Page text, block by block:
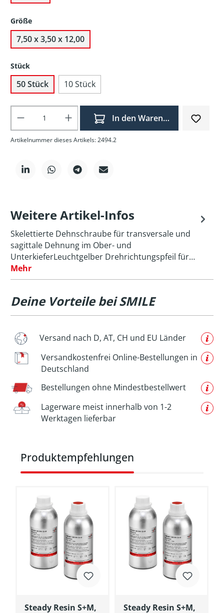
Größe
7,50 x 3,50 x 12,00
Stück
50 Stück 10 Stück
Produkt Anzahl: Gib den gewünschten
In den Warenkorb
Artikelnummer dieses Artikels: 2494.2
Weitere Artikel-Infos
Skelettierte Dehnschraube für transversale und
sagittale Dehnung im Ober- und
UnterkieferLeuchtgelber Drehrichtungspfeil für…
Mehr
Deine Vorteile bei SMILE
Versand nach D, AT, CH und EU Länder
Versandkostenfrei Online-Bestellungen in
Deutschland
Bestellungen ohne Mindestbestellwert
Lagerware meist innerhalb von 1-2
Werktagen lieferbar
Produktgalerie überspringen
Produktempfehlungen
Steady Resin S+M,
Steady Resin S+M,